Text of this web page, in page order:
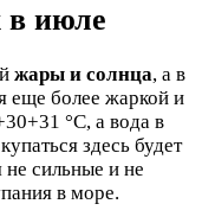
в июле
жары и солнца, а в
еще более жаркой и
°C, а вода в
здесь будет
сильные и не
в море.